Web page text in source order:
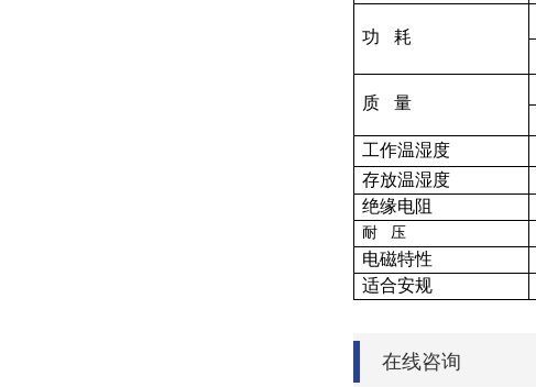
功 耗
质 量
工作温湿度
存放温湿度
绝缘电阻
耐
压
电磁特性
适合安规
在线咨询